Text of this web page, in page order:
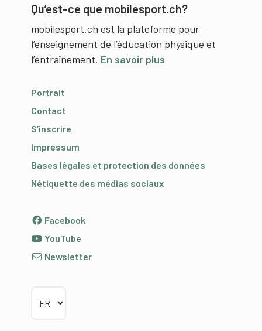
Qu’est-ce que mobilesport.ch?
mobilesport.ch est la plateforme pour
l’enseignement de l’éducation physique et
l’entraînement. En savoir plus
Portrait
Contact
S’inscrire
Impressum
Bases légales et protection des données
Nétiquette des médias sociaux
Facebook
YouTube
Newsletter